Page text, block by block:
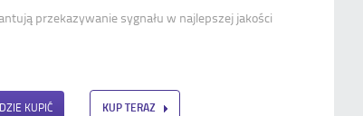
przekazywanie sygnału w najlepszej jakości
KUPIĆ KUP TERAZ